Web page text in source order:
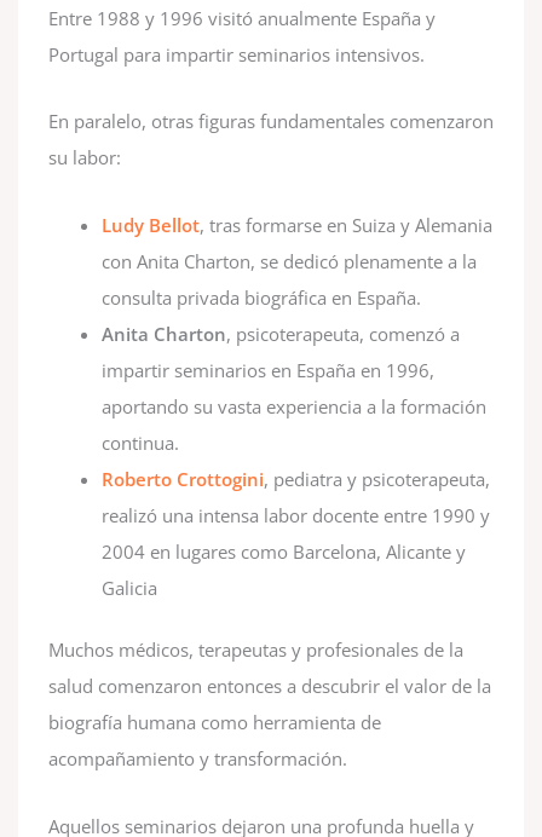
Entre 1988 y 1996 visitó anualmente España y
Portugal para impartir seminarios intensivos.
En paralelo, otras figuras fundamentales comenzaron
su labor:
Ludy Bellot, tras formarse en Suiza y Alemania
con Anita Charton, se dedicó plenamente a la
consulta privada biográfica en España.
Anita Charton, psicoterapeuta, comenzó a
impartir seminarios en España en 1996,
aportando su vasta experiencia a la formación
continua.
Roberto Crottogini, pediatra y psicoterapeuta,
realizó una intensa labor docente entre 1990 y
2004 en lugares como Barcelona, Alicante y
Galicia
Muchos médicos, terapeutas y profesionales de la
salud comenzaron entonces a descubrir el valor de la
biografía humana como herramienta de
acompañamiento y transformación.
Aquellos seminarios dejaron una profunda huella y